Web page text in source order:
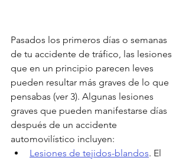
Pasados los primeros días o semanas
de tu accidente de tráfico, las lesiones
que en un principio parecen leves
pueden resultar más graves de lo que
pensabas (ver 3). Algunas lesiones
graves que pueden manifestarse días
después de un accidente
automovilístico incluyen:
Lesiones de tejidos-blandos. El